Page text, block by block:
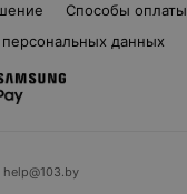
Способы оплаты
данных
help@103.by